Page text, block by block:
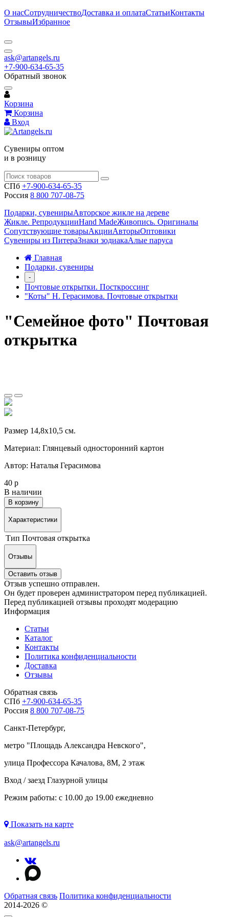
О насСотрудничествоДоставка и оплатаСтатьиКонтакты
ОтзывыИзбранное
ask@artangels.ru
+7-900-634-65-35
Обратный звонок
Корзина
Корзина
Вход
Сувениры оптом
и в розницу
СПб +7-900-634-65-35
Россия 8 800 707-08-75
Подарки, сувенирыАвторское жикле на дереве
Жикле. РепродукцииHand MadeЖивопись. Оригиналы
Сопутствующие товарыАкцииАвторыОптовики
Сувениры из ПитераЗнаки зодиакаАлые паруса
Главная
Подарки, сувениры
-
Почтовые открытки. Посткроссинг
"Коты" Н. Герасимова. Почтовые открытки
"Семейное фото" Почтовая
открытка
Размер 14,8х10,5 см.
Материал: Глянцевый односторонний картон
Автор: Наталья Герасимова
40 р
В наличии
В корзину
Характеристики
Тип Почтовая открытка
Отзывы
Оставить отзыв
Отзыв успешно отправлен.
Он будет проверен администратором перед публикацией.
Перед публикацией отзывы проходят модерацию
Информация
Статьи
Каталог
Контакты
Политика конфиденциальности
Доставка
Отзывы
Обратная связь
СПб +7-900-634-65-35
Россия 8 800 707-08-75
Санкт-Петербург,
метро "Площадь Александра Невского",
улица Профессора Качалова, 8М, 2 этаж
Вход / заезд Глазурной улицы
Режим работы: с 10.00 до 19.00 ежедневно
Показать на карте
ask@artangels.ru
Обратная связь Политика конфиденциальности
2014-2026 ©